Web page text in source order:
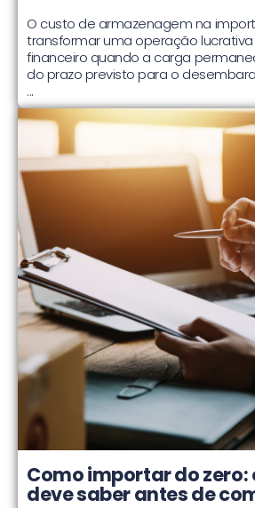
O custo de armazenagem na
transformar uma operação
financeiro quando a carga
do prazo previsto para o
...
Como importar do zero:
deve saber antes de